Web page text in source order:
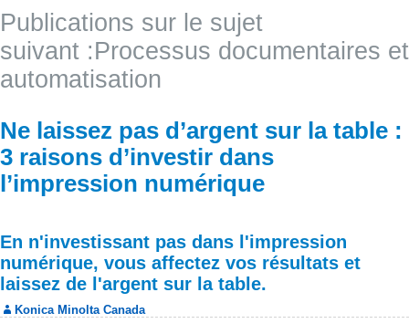
Publications sur le sujet
suivant :Processus documentaires et
automatisation
Ne laissez pas d’argent sur la table :
3 raisons d’investir dans
l’impression numérique
En n'investissant pas dans l'impression
numérique, vous affectez vos résultats et
laissez de l'argent sur la table.
Konica Minolta Canada